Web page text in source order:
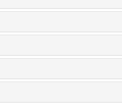
tárgyalását,
folytatjuk,